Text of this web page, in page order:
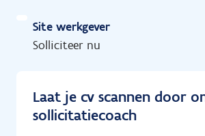
Site werkgever
Solliciteer nu
Laat je cv scannen door
sollicitatiecoach